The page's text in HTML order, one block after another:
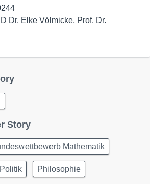
Dr. Elke Völmicke, Prof. Dr.
Story
Mathematik
Politik Philosophie